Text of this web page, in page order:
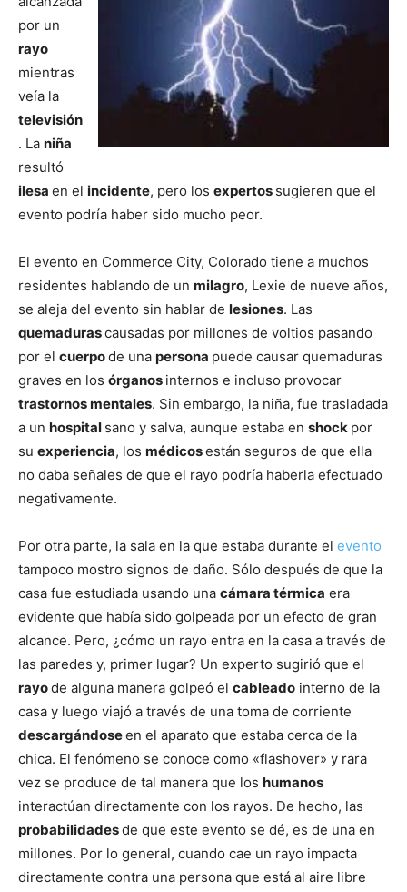
por un
rayo
mientras
veía la
televisión
. La niña
resultó
ilesa en el incidente, pero los expertos sugieren que el
evento podría haber sido mucho peor.
El evento en Commerce City, Colorado tiene a muchos
residentes hablando de un milagro, Lexie de nueve años,
se aleja del evento sin hablar de lesiones. Las
quemadurascausadas por millones de voltios pasando
por el cuerpode una persona puede causar quemaduras
graves en los órganos internos e incluso provocar
trastornos mentales. Sin embargo, la niña, fue trasladada
a un hospital sano y salva, aunque estaba en shock por
su experiencia, los médicosestán seguros de que ella
no daba señales de que el rayo podría haberla efectuado
negativamente.
Por otra parte, la sala en la que estaba durante el evento
tampoco mostro signos de daño. Sólo después de que la
casa fue estudiada usando una cámara térmica era
evidente que había sido golpeada por un efecto de gran
alcance. Pero, ¿cómo un rayo entra en la casa a través de
las paredes y, primer lugar? Un experto sugirió que el
rayode alguna manera golpeó el cableado interno de la
casa y luego viajó a través de una toma de corriente
descargándoseen el aparato que estaba cerca de la
chica. El fenómeno se conoce como «flashover» y rara
vez se produce de tal manera que los humanos
interactúan directamente con los rayos. De hecho, las
probabilidadesde que este evento se dé, es de una en
millones. Por lo general, cuando cae un rayo impacta
directamente contra una persona que está al aire libre